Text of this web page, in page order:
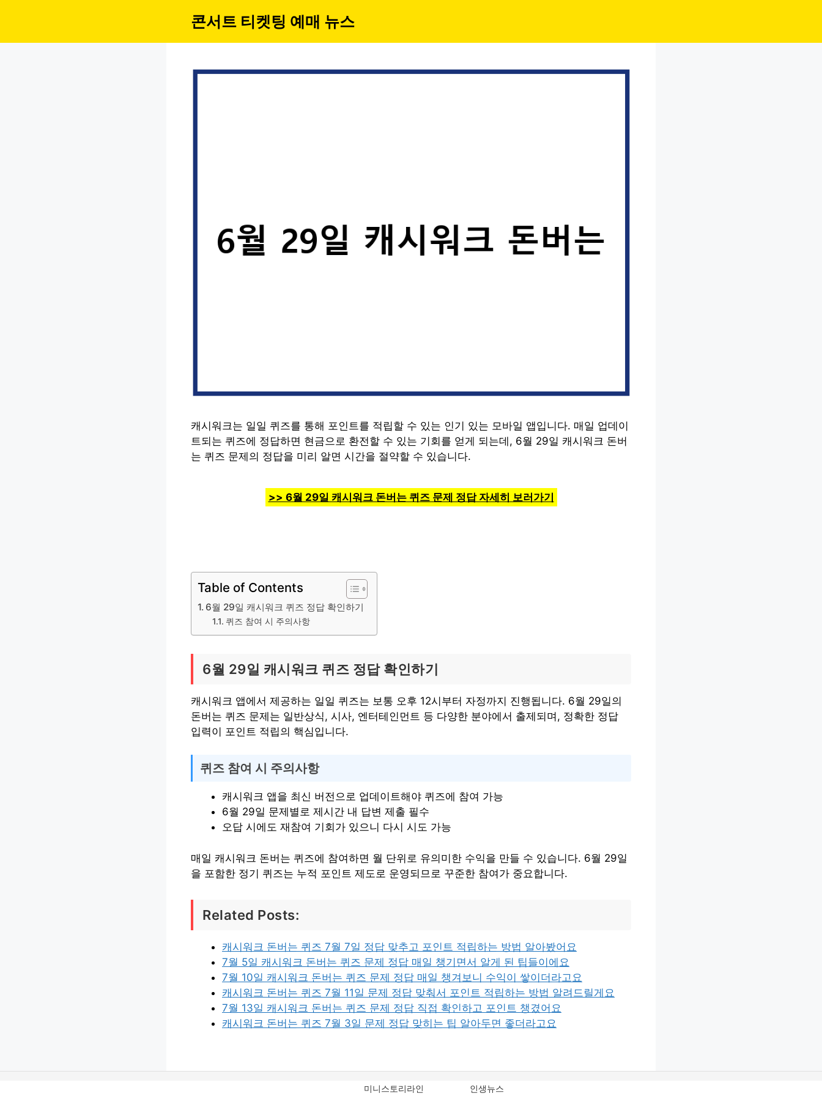
콘서트 티켓팅 예매 뉴스
캐시워크는 일일 퀴즈를 통해 포인트를 적립할 수 있는 인기 있는 모바일 앱입니다. 매일 업데이
트되는 퀴즈에 정답하면 현금으로 환전할 수 있는 기회를 얻게 되는데, 6월 29일 캐시워크 돈버
는 퀴즈 문제의 정답을 미리 알면 시간을 절약할 수 있습니다.
>> 6월 29일 캐시워크 돈버는 퀴즈 문제 정답 자세히 보러가기
Table of Contents
6월 29일 캐시워크 퀴즈 정답 확인하기
퀴즈 참여 시 주의사항
6월 29일 캐시워크 퀴즈 정답 확인하기
캐시워크 앱에서 제공하는 일일 퀴즈는 보통 오후 12시부터 자정까지 진행됩니다. 6월 29일의
돈버는 퀴즈 문제는 일반상식, 시사, 엔터테인먼트 등 다양한 분야에서 출제되며, 정확한 정답
입력이 포인트 적립의 핵심입니다.
퀴즈 참여 시 주의사항
캐시워크 앱을 최신 버전으로 업데이트해야 퀴즈에 참여 가능
6월 29일 문제별로 제시간 내 답변 제출 필수
오답 시에도 재참여 기회가 있으니 다시 시도 가능
매일 캐시워크 돈버는 퀴즈에 참여하면 월 단위로 유의미한 수익을 만들 수 있습니다. 6월 29일
을 포함한 정기 퀴즈는 누적 포인트 제도로 운영되므로 꾸준한 참여가 중요합니다.
Related Posts:
캐시워크 돈버는 퀴즈 7월 7일 정답 맞추고 포인트 적립하는 방법 알아봤어요
7월 5일 캐시워크 돈버는 퀴즈 문제 정답 매일 챙기면서 알게 된 팁들이에요
7월 10일 캐시워크 돈버는 퀴즈 문제 정답 매일 챙겨보니 수익이 쌓이더라고요
캐시워크 돈버는 퀴즈 7월 11일 문제 정답 맞춰서 포인트 적립하는 방법 알려드릴게요
7월 13일 캐시워크 돈버는 퀴즈 문제 정답 직접 확인하고 포인트 챙겼어요
캐시워크 돈버는 퀴즈 7월 3일 문제 정답 맞히는 팁 알아두면 좋더라고요
미니스토리라인 인생뉴스